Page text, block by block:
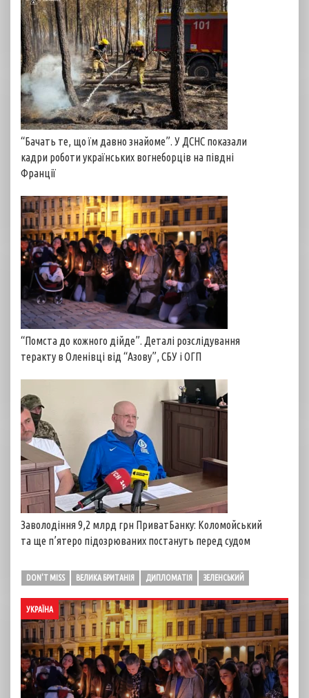
“Бачать те, що їм давно знайоме”. У ДСНС показали
кадри роботи українських вогнеборців на півдні
Франції
“Помста до кожного дійде”. Деталі розслідування
теракту в Оленівці від “Азову”, СБУ і ОГП
Заволодіння 9,2 млрд грн ПриватБанку: Коломойський
та ще п’ятеро підозрюваних постануть перед судом
DON'T MISS ВЕЛИКА БРИТАНІЯ ДИПЛОМАТІЯ ЗЕЛЕНСЬКИЙ
УКРАЇНА